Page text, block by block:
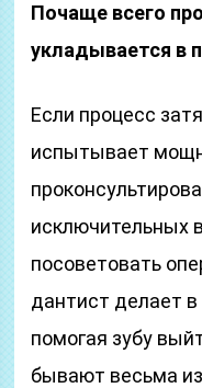
Почаще всего
укладывается в
Если процесс
испытывает
исключительных
посоветовать
дантист делает
помогая зубу
бывают весьма